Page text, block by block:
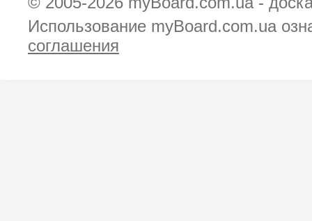
Использование myBoard.com.ua
соглашения